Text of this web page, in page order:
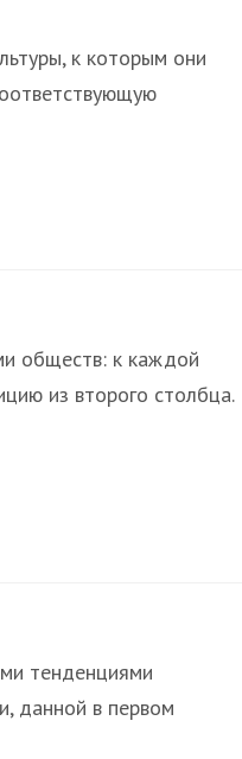
к которым они
обществ: к каждой
из второго столбца.
тенденциями
данной в первом